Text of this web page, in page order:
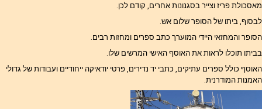
מאסכולת פריז וצייר בסגנונות אחרים, קודם לכן.
לבסוף, ביתו של הסופר שלום אש.
הסופר והמחזאי היידי המוערך כתב ספרים ומחזות רבים.
בביתו תוכלו לראות את האוסף האישי המרשים שלו.
האוסף כולל ספרים עתיקים, כתבי יד נדירים, פרטי יודאיקה ייחודיים ועבודות של גדולי
האמנות המודרנית.